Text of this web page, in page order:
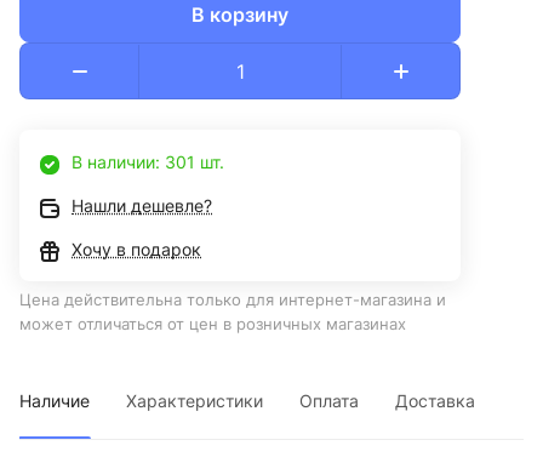
В корзину
В наличии: 301 шт.
Нашли дешевле?
Хочу в подарок
Цена действительна только для интернет-магазина и
может отличаться от цен в розничных магазинах
Наличие Характеристики Оплата Доставка